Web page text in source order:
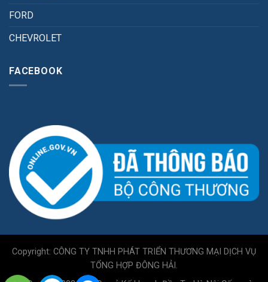
FORD
CHEVROLET
FACEBOOK
Copyright: CÔNG TY TNHH PHÁT TRIỂN THƯƠNG MẠI DỊCH VỤ
TỔNG HỢP ĐÔNG HẢI.